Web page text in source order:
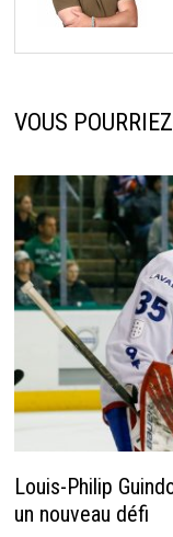
VOUS
Louis-Philip
un nouveau défi